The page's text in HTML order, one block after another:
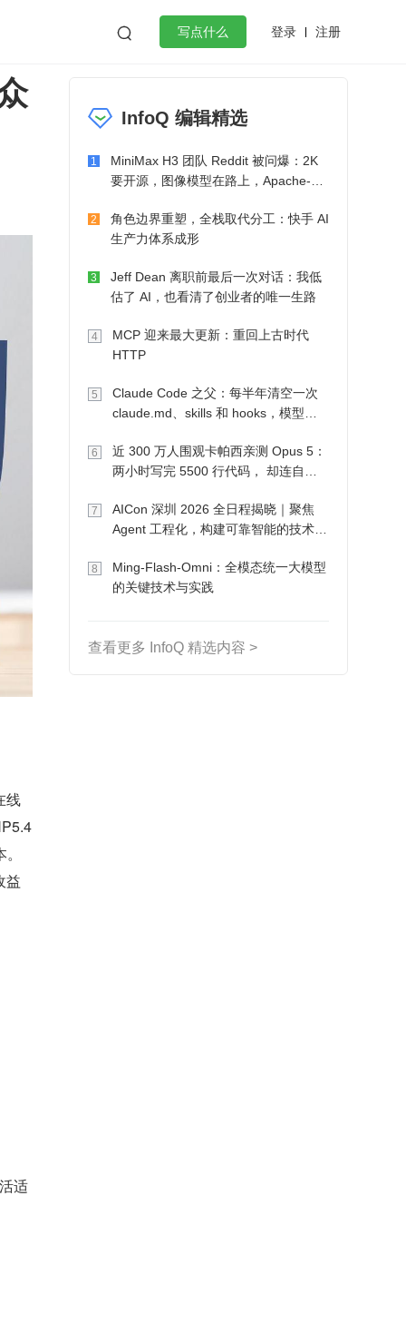
 写点什么 登录 注册
工作
微服务架构 flutter
线
益
适
InfoQ 编辑精选
1
MiniMax H3 团队 Reddit 被问爆：2K
要开源，图像模型在路上，Apache-2.0
2
角色边界重塑，全栈取代分工：快手 AI
生产力体系成形
3
Jeff Dean 离职前最后一次对话：我低
估了 AI，也看清了创业者的唯一生路
4
MCP 迎来最大更新：重回上古时代
HTTP
5
Claude Code 之父：每半年清空一次
claude.md、skills 和 hooks，模型自
6
近 300 万人围观卡帕西亲测 Opus 5：
两小时写完 5500 行代码， 却连自己
7
AICon 深圳 2026 全日程揭晓｜聚焦
Agent 工程化，构建可靠智能的技术路
8
Ming-Flash-Omni：全模态统一大模型
的关键技术与实践
查看更多 InfoQ 精选内容 >